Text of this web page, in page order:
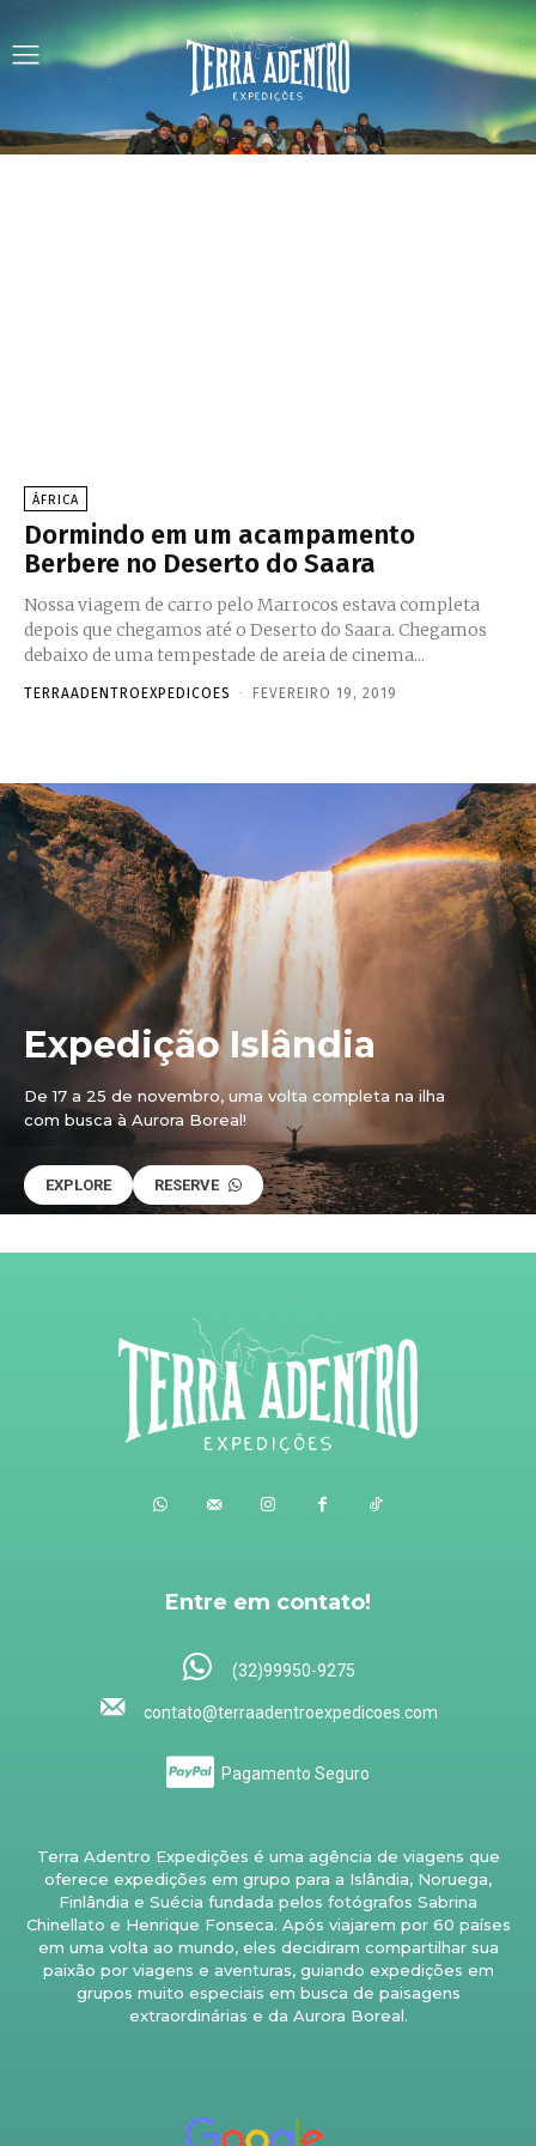
ÁFRICA
Dormindo em um acampamento
Berbere no Deserto do Saara
Nossa viagem de carro pelo Marrocos estava completa
depois que chegamos até o Deserto do Saara. Chegamos
debaixo de uma tempestade de areia de cinema...
TERRAADENTROEXPEDICOES - FEVEREIRO 19, 2019
Expedição Islândia
De 17 a 25 de novembro, uma volta completa na ilha
com busca à Aurora Boreal!
EXPLORE RESERVE
Entre em contato!
(32)99950-9275
contato@terraadentroexpedicoes.com
Pagamento Seguro
Terra Adentro Expedições é uma agência de viagens que
oferece expedições em grupo para a Islândia, Noruega,
Finlândia e Suécia fundada pelos fotógrafos Sabrina
Chinellato e Henrique Fonseca. Após viajarem por 60 países
em uma volta ao mundo, eles decidiram compartilhar sua
paixão por viagens e aventuras, guiando expedições em
grupos muito especiais em busca de paisagens
extraordinárias e da Aurora Boreal.